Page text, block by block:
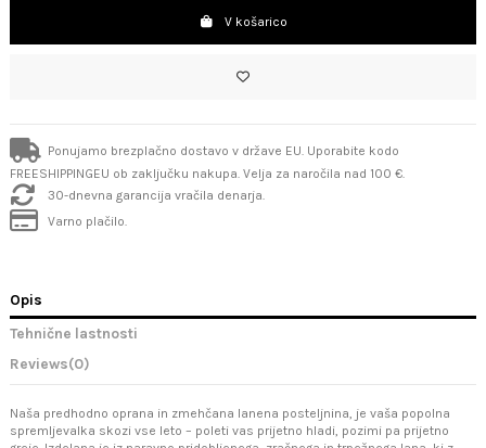
V košarico
Ponujamo brezplačno dostavo v države EU. Uporabite kodo
FREESHIPPINGEU ob zaključku nakupa. Velja za naročila nad 100 €.
30-dnevna garancija vračila denarja.
Varno plačilo.
Opis
Tehnične lastnosti
Reviews(0)
Naša predhodno oprana in zmehčana lanena posteljnina, je vaša popolna
spremljevalka skozi vse leto – poleti vas prijetno hladi, pozimi pa prijetno